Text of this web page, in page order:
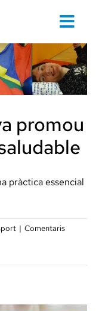
Cerca
…
Inici
promou
pràctica essencial
| Comentaris